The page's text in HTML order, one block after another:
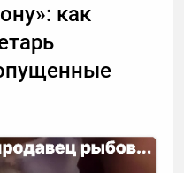
как